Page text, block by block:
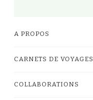
A PROPOS
CARNETS DE VOYAGES
COLLABORATIONS